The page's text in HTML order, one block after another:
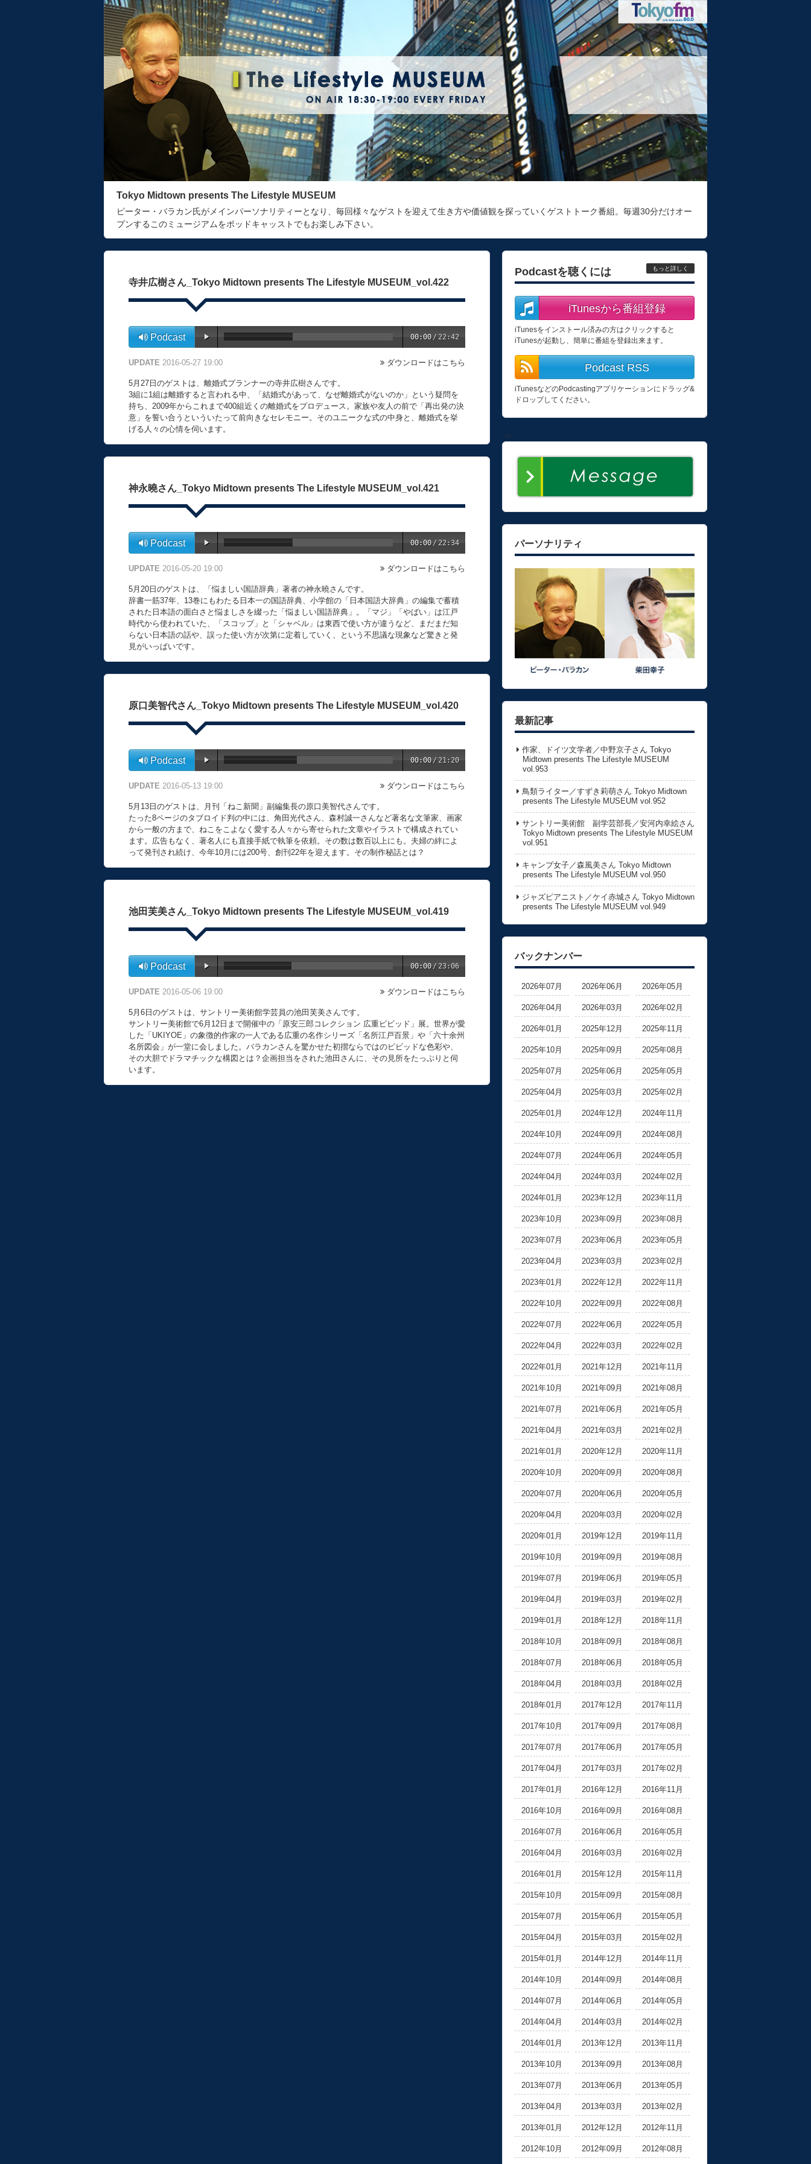
Tokyo Midtown presents The Lifestyle MUSEUM
ピーター・バラカン氏がメインパーソナリティーとなり、毎回様々なゲストを迎えて生き方や価値観を探っていくゲストトーク番組。毎週30分だけオー
プンするこのミュージアムをポッドキャッストでもお楽しみ下さい。
寺井広樹さん_Tokyo Midtown presents The Lifestyle MUSEUM_vol.422
Podcast 00:00 / 22:42
ダウンロードはこちら
UPDATE 2016-05-27 19:00
5月27日のゲストは、離婚式プランナーの寺井広樹さんです。
3組に1組は離婚すると言われる中、「結婚式があって、なぜ離婚式がないのか」という疑問を
持ち、2009年からこれまで400組近くの離婚式をプロデュース。家族や友人の前で「再出発の決
意」を誓い合うといういたって前向きなセレモニー。そのユニークな式の中身と、離婚式を挙
げる人々の心情を伺います。
神永曉さん_Tokyo Midtown presents The Lifestyle MUSEUM_vol.421
Podcast 00:00 / 22:34
ダウンロードはこちら
UPDATE 2016-05-20 19:00
5月20日のゲストは、「悩ましい国語辞典」著者の神永曉さんです。
辞書一筋37年、13巻にもわたる日本一の国語辞典、小学館の「日本国語大辞典」の編集で蓄積
された日本語の面白さと悩ましさを綴った「悩ましい国語辞典」。「マジ」「やばい」は江戸
時代から使われていた、「スコップ」と「シャベル」は東西で使い方が違うなど、まだまだ知
らない日本語の話や、誤った使い方が次第に定着していく、という不思議な現象など驚きと発
見がいっぱいです。
原口美智代さん_Tokyo Midtown presents The Lifestyle MUSEUM_vol.420
Podcast 00:00 / 21:20
ダウンロードはこちら
UPDATE 2016-05-13 19:00
5月13日のゲストは、月刊「ねこ新聞」副編集長の原口美智代さんです。
たった8ページのタブロイド判の中には、角田光代さん、森村誠一さんなど著名な文筆家、画家
から一般の方まで、ねこをこよなく愛する人々から寄せられた文章やイラストで構成されてい
ます。広告もなく、著名人にも直接手紙で執筆を依頼。その数は数百以上にも。夫婦の絆によ
って発刊され続け、今年10月には200号、創刊22年を迎えます。その制作秘話とは？
池田芙美さん_Tokyo Midtown presents The Lifestyle MUSEUM_vol.419
Podcast 00:00 / 23:06
ダウンロードはこちら
UPDATE 2016-05-06 19:00
5月6日のゲストは、サントリー美術館学芸員の池田芙美さんです。
サントリー美術館で6月12日まで開催中の「原安三郎コレクション 広重ビビッド」展。世界が愛
した「UKIYOE」の象徴的作家の一人である広重の名作シリーズ「名所江戸百景」や「六十余州
名所図会」が一堂に会しました。バラカンさんを驚かせた初摺ならではのビビッドな色彩や、
その大胆でドラマチックな構図とは？企画担当をされた池田さんに、その見所をたっぷりと伺
います。
Podcastを聴くには もっと詳しく
iTunesから番組登録
iTunesをインストール済みの方はクリックすると
iTunesが起動し、簡単に番組を登録出来ます。
Podcast RSS
iTunesなどのPodcastingアプリケーションにドラッグ&
ドロップしてください。
-->
パーソナリティ
最新記事
作家、ドイツ文学者／中野京子さん Tokyo
Midtown presents The Lifestyle MUSEUM
vol.953
鳥類ライター／すずき莉萌さん Tokyo Midtown
presents The Lifestyle MUSEUM vol.952
サントリー美術館 副学芸部長／安河内幸絵さん
Tokyo Midtown presents The Lifestyle MUSEUM
vol.951
キャンプ女子／森風美さん Tokyo Midtown
presents The Lifestyle MUSEUM vol.950
ジャズピアニスト／ケイ赤城さん Tokyo Midtown
presents The Lifestyle MUSEUM vol.949
バックナンバー
2026年07月 2026年06月 2026年05月
2026年04月 2026年03月 2026年02月
2026年01月 2025年12月 2025年11月
2025年10月 2025年09月 2025年08月
2025年07月 2025年06月 2025年05月
2025年04月 2025年03月 2025年02月
2025年01月 2024年12月 2024年11月
2024年10月 2024年09月 2024年08月
2024年07月 2024年06月 2024年05月
2024年04月 2024年03月 2024年02月
2024年01月 2023年12月 2023年11月
2023年10月 2023年09月 2023年08月
2023年07月 2023年06月 2023年05月
2023年04月 2023年03月 2023年02月
2023年01月 2022年12月 2022年11月
2022年10月 2022年09月 2022年08月
2022年07月 2022年06月 2022年05月
2022年04月 2022年03月 2022年02月
2022年01月 2021年12月 2021年11月
2021年10月 2021年09月 2021年08月
2021年07月 2021年06月 2021年05月
2021年04月 2021年03月 2021年02月
2021年01月 2020年12月 2020年11月
2020年10月 2020年09月 2020年08月
2020年07月 2020年06月 2020年05月
2020年04月 2020年03月 2020年02月
2020年01月 2019年12月 2019年11月
2019年10月 2019年09月 2019年08月
2019年07月 2019年06月 2019年05月
2019年04月 2019年03月 2019年02月
2019年01月 2018年12月 2018年11月
2018年10月 2018年09月 2018年08月
2018年07月 2018年06月 2018年05月
2018年04月 2018年03月 2018年02月
2018年01月 2017年12月 2017年11月
2017年10月 2017年09月 2017年08月
2017年07月 2017年06月 2017年05月
2017年04月 2017年03月 2017年02月
2017年01月 2016年12月 2016年11月
2016年10月 2016年09月 2016年08月
2016年07月 2016年06月 2016年05月
2016年04月 2016年03月 2016年02月
2016年01月 2015年12月 2015年11月
2015年10月 2015年09月 2015年08月
2015年07月 2015年06月 2015年05月
2015年04月 2015年03月 2015年02月
2015年01月 2014年12月 2014年11月
2014年10月 2014年09月 2014年08月
2014年07月 2014年06月 2014年05月
2014年04月 2014年03月 2014年02月
2014年01月 2013年12月 2013年11月
2013年10月 2013年09月 2013年08月
2013年07月 2013年06月 2013年05月
2013年04月 2013年03月 2013年02月
2013年01月 2012年12月 2012年11月
2012年10月 2012年09月 2012年08月